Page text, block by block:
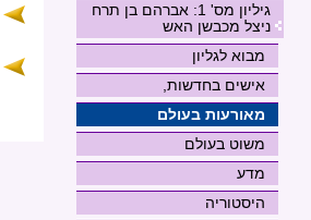
גיליון מס' 1: אברהם בן תרח
ניצל מכבשן האש
מבוא לגליון
אישים בחדשות,
מאורעות בעולם
משוט בעולם
מדע
היסטוריה